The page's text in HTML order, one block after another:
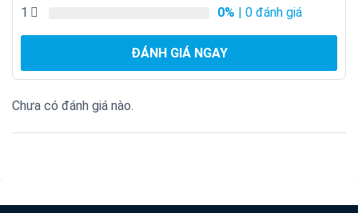
1
0% | 0 đánh giá
ĐÁNH GIÁ NGAY
Chưa có đánh giá nào.